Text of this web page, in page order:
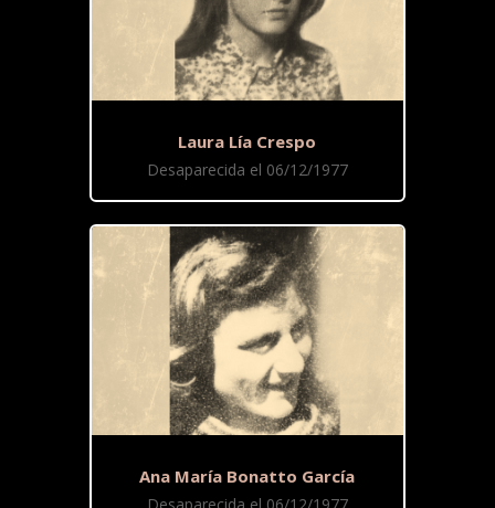
Laura Lía Crespo
Desaparecida el 06/12/1977
Ana María Bonatto García